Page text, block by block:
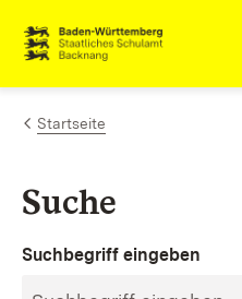
Zum Inhalt springen
Link zur Startseite
Startseite
Suche
Suchbegriff eingeben